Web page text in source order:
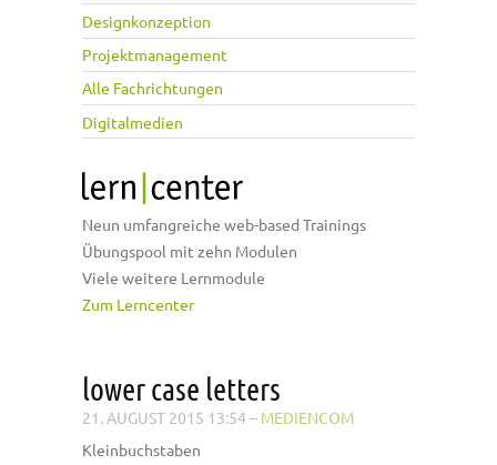
Designkonzeption
Projektmanagement
Alle Fachrichtungen
Digitalmedien
Neun umfangreiche web-based Trainings
Übungspool mit zehn Modulen
Viele weitere Lernmodule
Zum Lerncenter
lower case letters
21. AUGUST 2015 13:54 – MEDIENCOM
Kleinbuchstaben